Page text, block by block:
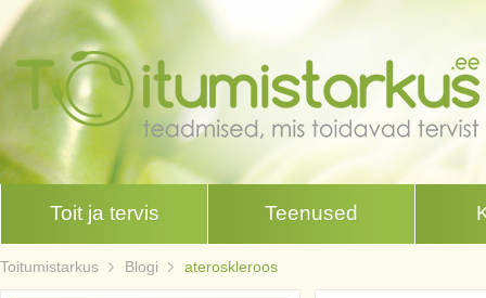
Toit ja tervis Teenused
Toitumistarkus Blogi ateroskleroos